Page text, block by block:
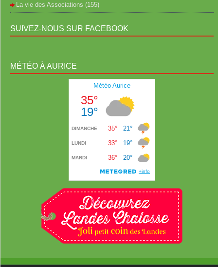
La vie des Associations (155)
SUIVEZ-NOUS SUR FACEBOOK
MÉTÉO À AURICE